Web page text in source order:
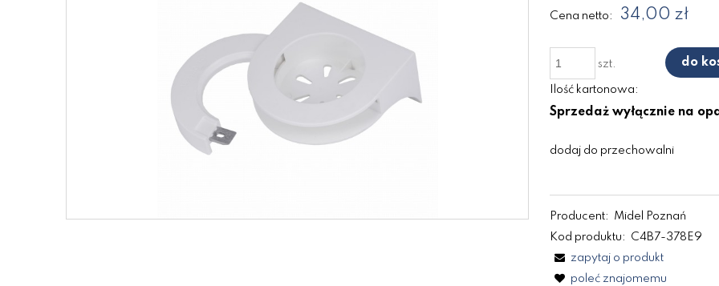
Cena netto: 34,00 zł
szt. do
Ilość kartonowa:
Sprzedaż wyłącznie na
dodaj do przechowalni
Producent:
Midel Poznań
Kod produktu:
C4B7-378E9
zapytaj o produkt
poleć znajomemu